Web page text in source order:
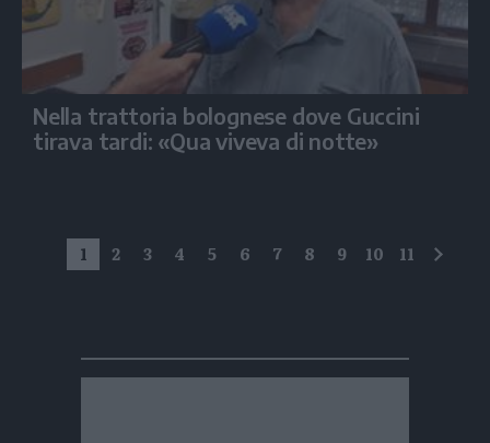
Nella trattoria bolognese dove Guccini
tirava tardi: «Qua viveva di notte»
1 2 3 4 5 6 7 8 9 10 11